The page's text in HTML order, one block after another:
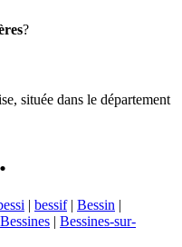
?
située dans le département
| bessif | Bessin |
Bessines | Bessines-sur-